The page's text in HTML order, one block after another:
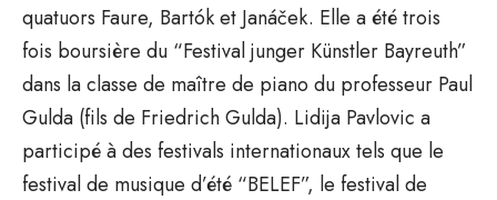
quatuors Faure, Bartók et Janáček. Elle a été trois
fois boursière du “Festival junger Künstler Bayreuth”
dans la classe de maître de piano du professeur Paul
Gulda (fils de Friedrich Gulda). Lidija Pavlovic a
participé à des festivals internationaux tels que le
festival de musique d’été “BELEF”, le festival de